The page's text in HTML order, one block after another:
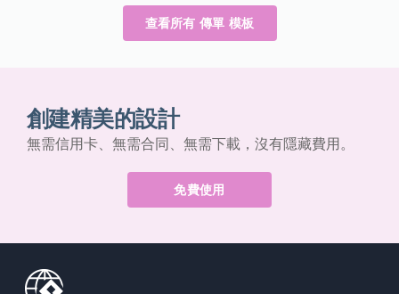
查看所有 傳單 模板
創建精美的設計
無需信用卡、無需合同、無需下載，沒有隱藏費用。
免費使用